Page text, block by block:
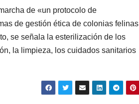
de «un protocolo de
de gestión ética de colonias felinas
se señala la esterilización de los
la limpieza, los cuidados sanitarios